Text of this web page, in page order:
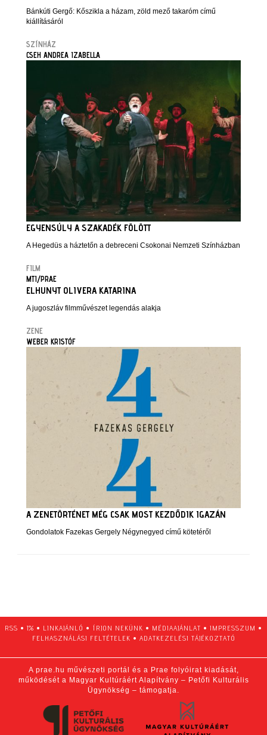
Bánkúti Gergő: Kőszikla a házam, zöld mező takaróm című
kiállításáról
SZÍNHÁZ
CSEH ANDREA IZABELLA
EGYENSÚLY A SZAKADÉK FÖLÖTT
A Hegedüs a háztetőn a debreceni Csokonai Nemzeti Színházban
FILM
MTI/PRAE
ELHUNYT OLIVERA KATARINA
A jugoszláv filmművészet legendás alakja
ZENE
WEBER KRISTÓF
A ZENETÖRTÉNET MÉG CSAK MOST KEZDŐDIK IGAZÁN
Gondolatok Fazekas Gergely Négynegyed című kötetéről
RSS • 1% • LINKAJÁNLÓ • ÍRJON NEKÜNK • MÉDIAAJÁNLAT • IMPRESSZUM •
FELHASZNÁLÁSI FELTÉTELEK • ADATKEZELÉSI TÁJÉKOZTATÓ
A prae.hu művészeti portál és a Prae folyóirat kiadását,
működését a Magyar Kultúráért Alapítvány – Petőfi Kulturális
Ügynökség – támogatja.